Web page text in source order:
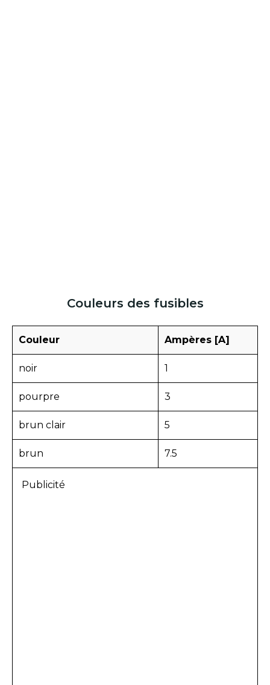
Couleurs des fusibles
Couleur Ampères [A]
noir 1
pourpre 3
brun clair 5
brun 7.5
Publicité